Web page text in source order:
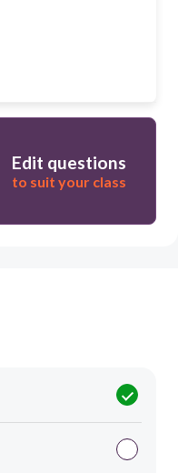
Edit questions
to suit your class